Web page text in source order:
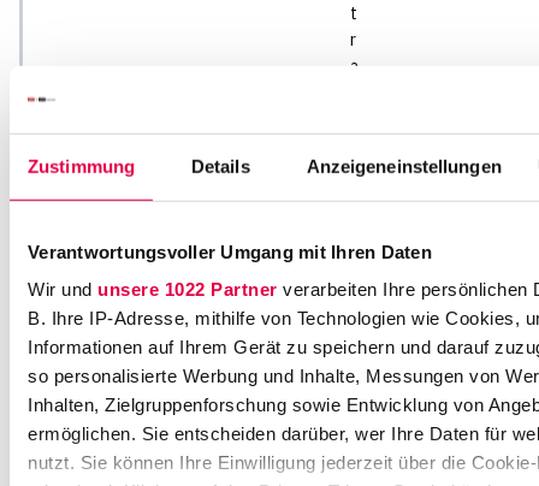
Zustimmung Details Anzeigeneinstellungen
Verantwortungsvoller Umgang mit Ihren Daten
Wir und unsere 1022 Partner verarbeiten Ihre persönlichen
B. Ihre IP-Adresse, mithilfe von Technologien wie Cookies,
Informationen auf Ihrem Gerät zu speichern und darauf
so personalisierte Werbung und Inhalte, Messungen von
Inhalten, Zielgruppenforschung sowie Entwicklung von
ermöglichen. Sie entscheiden darüber, wer Ihre Daten für
nutzt. Sie können Ihre Einwilligung jederzeit über die
t
r
a
2
0
5
4
a
m
b
u
r
g